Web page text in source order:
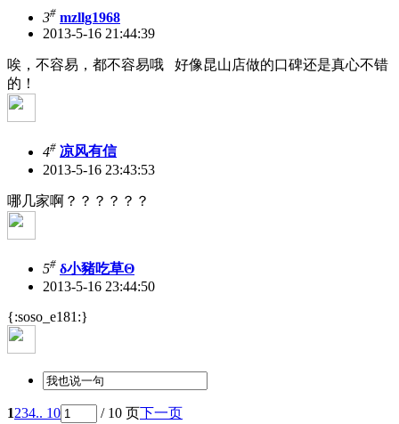
3# mzllg1968
2013-5-16 21:44:39
唉，不容易，都不容易哦 好像昆山店做的口碑还是真心不错
的！
4# 凉风有信
2013-5-16 23:43:53
哪几家啊？？？？？？
5# δ小豬吃草Θ
2013-5-16 23:44:50
{:soso_e181:}
1234.. 10 / 10 页下一页